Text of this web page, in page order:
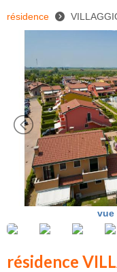
résidence
vue
résidence